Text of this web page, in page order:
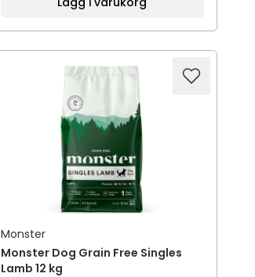
Monster
Monster Dog Grain Free Singles
Lamb 12 kg